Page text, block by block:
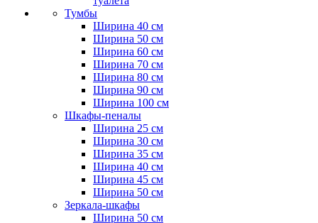
Тумбы
Ширина 40 см
Ширина 50 см
Ширина 60 см
Ширина 70 см
Ширина 80 см
Ширина 90 см
Ширина 100 см
Шкафы-пеналы
Ширина 25 см
Ширина 30 см
Ширина 35 см
Ширина 40 см
Ширина 45 см
Ширина 50 см
Зеркала-шкафы
Ширина 50 см